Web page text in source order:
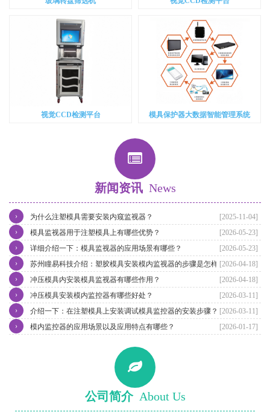
视觉CCD检测平台 模具保护器大数据智能管理系统
新闻资讯 News
[2025-11-04]
为什么注塑模具需要安装内窥监视器？
›
[2026-05-23]
模具监视器用于注塑模具上有哪些优势？
›
[2026-05-23]
详细介绍一下：模具监视器的应用场景有哪些？
›
[2026-04-18]
苏州瞳易科技介绍：塑胶模具安装模内监视器的步骤是怎样的？
›
[2026-04-18]
冲压模具内安装模具监视器有哪些作用？
›
[2026-03-11]
冲压模具安装模内监控器有哪些好处？
›
[2026-03-11]
介绍一下：在注塑模具上安装调试模具监控器的安装步骤？
›
[2026-01-17]
模内监控器的应用场景以及应用特点有哪些？
›
公司简介 About Us